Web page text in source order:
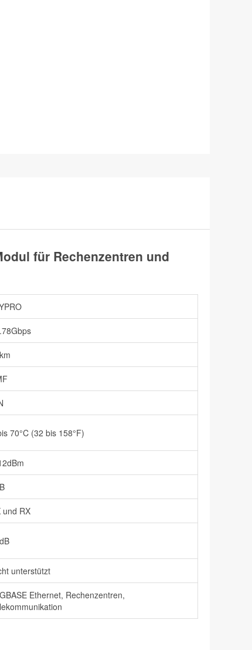
für Rechenzentren und
70°C (32 bis 158°F)
und RX
unterstützt
Ethernet, Rechenzentren,